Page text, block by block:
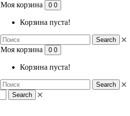
Моя корзина 0 0
Корзина пуста!
Search
Моя корзина 0 0
Корзина пуста!
Search
Search